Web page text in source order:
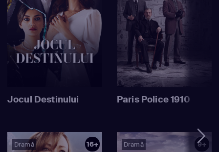
Jocul Destinului Paris Police 1910
Dramă
16+ Dramă 9+